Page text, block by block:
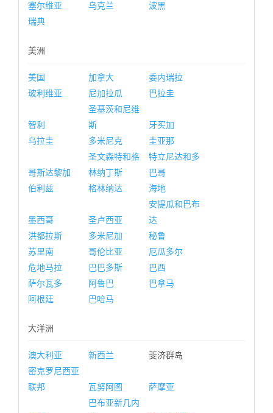
塞尔维亚
乌克兰
波黑
瑞典
美洲
美国 加拿大
委内瑞拉
玻利维亚
尼加拉瓜 巴拉圭
智利
圣基茨和尼维
斯
牙买加
乌拉圭
多米尼克 圭亚那
哥斯达黎加
圣文森特和格
林纳丁斯
特立尼达和多
巴哥
伯利兹
格林纳达 海地
墨西哥 圣卢西亚
安提瓜和巴布
达
洪都拉斯
多米尼加
秘鲁
苏里南
哥伦比亚
厄瓜多尔
危地马拉
巴巴多斯
巴西
萨尔瓦多
阿鲁巴
巴拿马
阿根廷
巴哈马
大洋洲
澳大利亚 新西兰
斐济群岛
密克罗尼西亚
联邦
瓦努阿图 萨摩亚
巴布亚新几内